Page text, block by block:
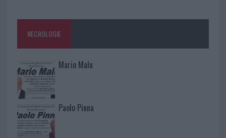
NECROLOGIE
Mario Malu
Paolo Pinna